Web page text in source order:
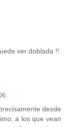
ver doblada !!
desde
a los que vean